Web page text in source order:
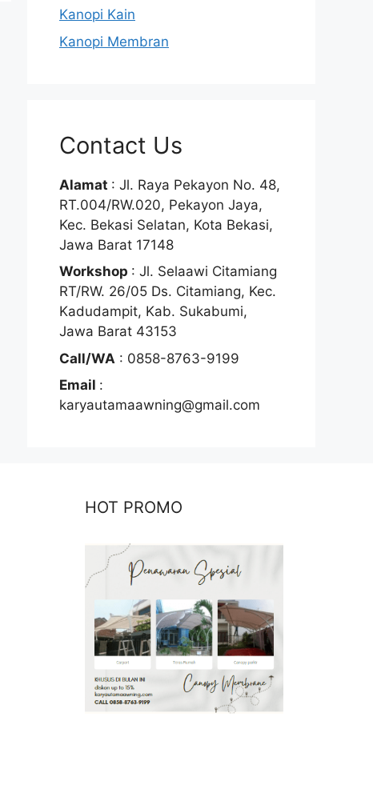
Kanopi Kain
Kanopi Membran
Contact Us
Alamat : Jl. Raya Pekayon No. 48,
RT.004/RW.020, Pekayon Jaya,
Kec. Bekasi Selatan, Kota Bekasi,
Jawa Barat 17148
Workshop : Jl. Selaawi Citamiang
RT/RW. 26/05 Ds. Citamiang, Kec.
Kadudampit, Kab. Sukabumi,
Jawa Barat 43153
Call/WA : 0858-8763-9199
Email :
karyautamaawning@gmail.com
HOT PROMO